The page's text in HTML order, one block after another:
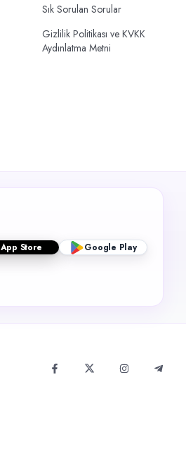
Sık Sorulan Sorular
Gizlilik Politikası ve KVKK
Aydınlatma Metni
App Store Google Play